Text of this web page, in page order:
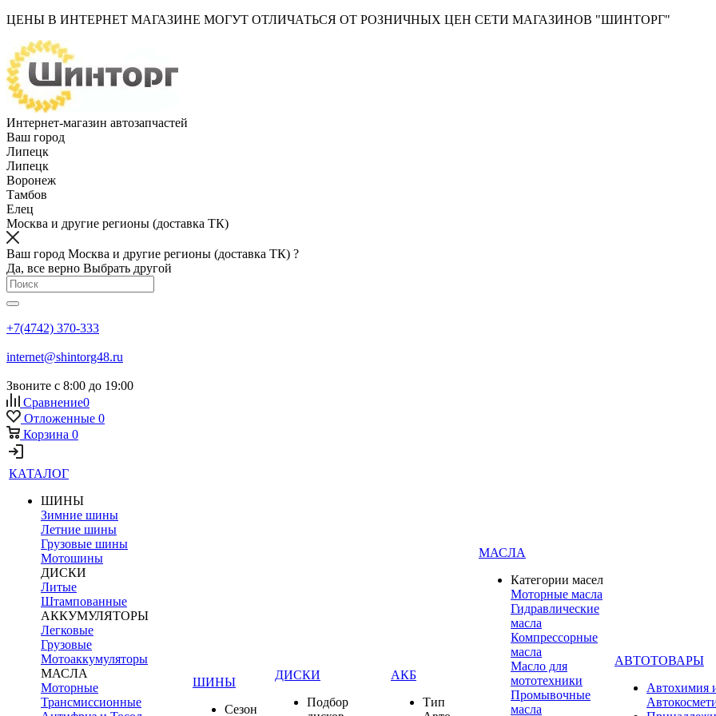
ЦЕНЫ В ИНТЕРНЕТ МАГАЗИНЕ МОГУТ ОТЛИЧАТЬСЯ ОТ РОЗНИЧНЫХ ЦЕН СЕТИ МАГАЗИНОВ "ШИНТОРГ"
Интернет-магазин автозапчастей
Ваш город
Липецк
Липецк
Воронеж
Тамбов
Елец
Москва и другие регионы (доставка ТК)
Ваш город Москва и другие регионы (доставка ТК) ?
Да, все верно Выбрать другой
+7(4742) 370-333
internet@shintorg48.ru
Звоните с 8:00 до 19:00
Сравнение0
Отложенные 0
Корзина 0
КАТАЛОГ
ШИНЫ
Зимние шины
Летние шины
Грузовые шины
Мотошины
ДИСКИ
Литые
Штампованные
АККУМУЛЯТОРЫ
Легковые
Грузовые
Мотоаккумуляторы
МАСЛА
Моторные
Трансмиссионные
ШИНЫ
Сезон
ДИСКИ
Подбор
АКБ
Тип
МАСЛА
Категории масел
Моторные масла
Гидравлические
масла
Компрессорные
масла
Масло для
мототехники
Промывочные
масла
АВТОТОВАРЫ
Автохимия